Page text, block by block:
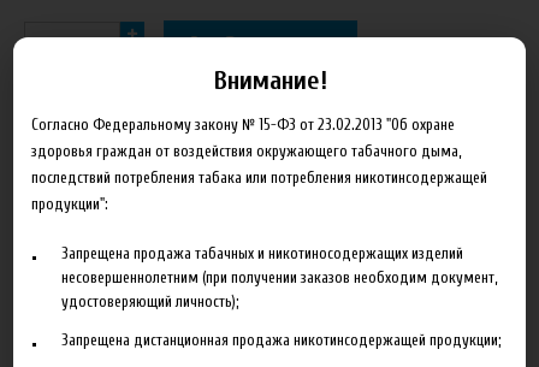
В корзину
Характеристики Отзывы
Внимание!
Согласно Федеральному закону № 15-ФЗ от 23.02.2013 "Об охране
здоровья граждан от воздействия окружающего табачного дыма,
последствий потребления табака или потребления никотинсодержащей
продукции":
Запрещена продажа табачных и никотиносодержащих изделий
несовершеннолетним (при получении заказов необходим документ,
удостоверяющий личность);
Запрещена дистанционная продажа никотинсодержащей продукции;